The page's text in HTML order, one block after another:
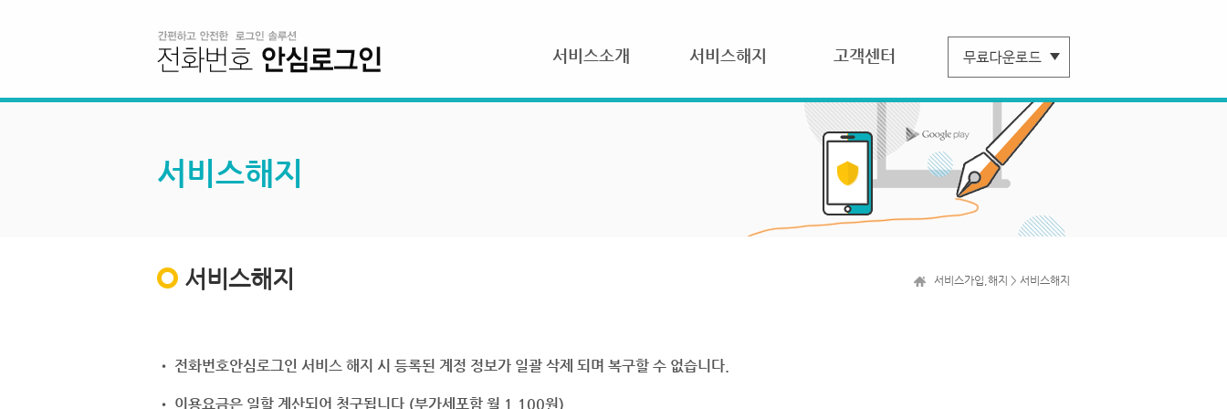
서비스소개 서비스해지 고객센터
서비스해지
서비스해지 서비스가입,해지 > 서비스해지
• 전화번호안심로그인 서비스 해지 시 등록된 계정 정보가 일괄 삭제 되며 복구할 수 없습니다.
• 이용요금은 일할 계산되어 청구됩니다.(부가세포함 월 1,100원)